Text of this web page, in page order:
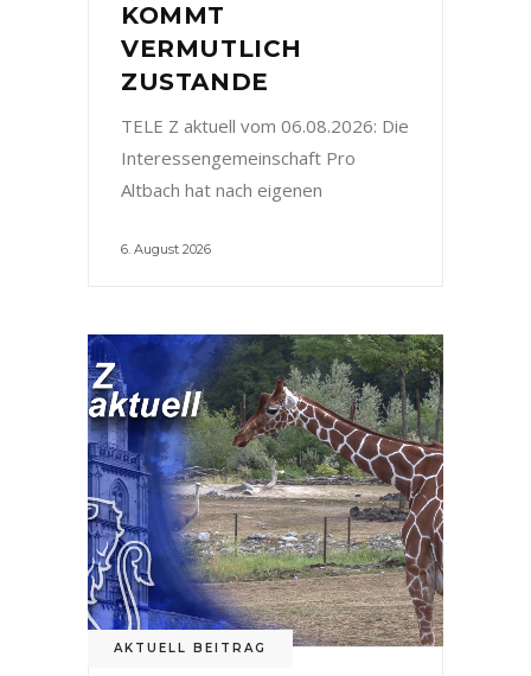
KOMMT
VERMUTLICH
ZUSTANDE
TELE Z aktuell vom 06.08.2026: Die
Interessengemeinschaft Pro
Altbach hat nach eigenen
6. August 2026
AKTUELL BEITRAG